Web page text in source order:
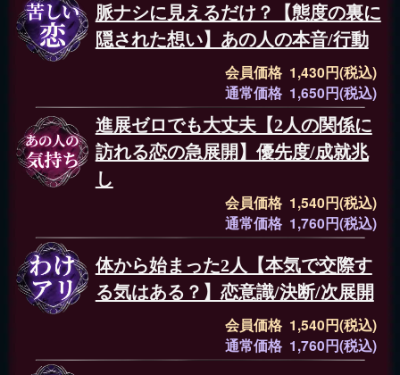
脈ナシに見えるだけ？【態度の裏に
隠された想い】あの人の本音/行動
会員価格 1,430円(税込)
通常価格 1,650円(税込)
進展ゼロでも大丈夫【2人の関係に
訪れる恋の急展開】優先度/成就兆
し
会員価格 1,540円(税込)
通常価格 1,760円(税込)
体から始まった2人【本気で交際す
る気はある？】恋意識/決断/次展開
会員価格 1,540円(税込)
通常価格 1,760円(税込)